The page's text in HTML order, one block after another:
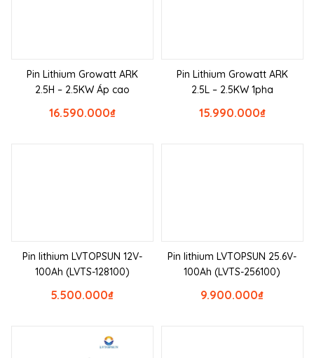
Pin Lithium Growatt ARK
2.5H – 2.5KW Áp cao
₫
16.590.000
Pin Lithium Growatt ARK
2.5L – 2.5KW 1pha
₫
15.990.000
Pin lithium LVTOPSUN 12V-
100Ah (LVTS-128100)
₫
5.500.000
Pin lithium LVTOPSUN 25.6V-
100Ah (LVTS-256100)
₫
9.900.000